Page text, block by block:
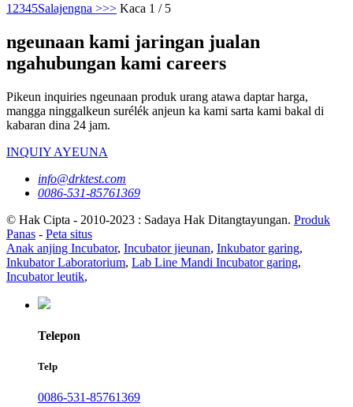
1 2345Salajengna >>> Kaca 1 / 5
ngeunaan kami jaringan jualan
ngahubungan kami careers
Pikeun inquiries ngeunaan produk urang atawa daptar harga,
mangga ninggalkeun surélék anjeun ka kami sarta kami bakal di
kabaran dina 24 jam.
INQUIY AYEUNA
info@drktest.com
0086-531-85761369
© Hak Cipta - 2010-2023 : Sadaya Hak Ditangtayungan. Produk
Panas - Peta situs
Anak anjing Incubator, Incubator jieunan, Inkubator garing,
Inkubator Laboratorium, Lab Line Mandi Incubator garing,
Incubator leutik,
Telepon
Telp
0086-531-85761369